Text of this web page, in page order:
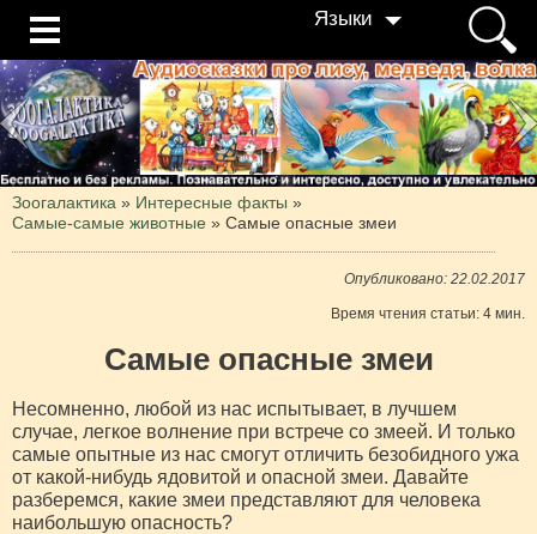
Языки
Зоогалактика » Интересные факты »
Самые-самые животные » Самые опасные змеи
Опубликовано: 22.02.2017
Время чтения статьи: 4 мин.
Самые опасные змеи
Несомненно, любой из нас испытывает, в лучшем
случае, легкое волнение при встрече со змеей. И только
самые опытные из нас смогут отличить безобидного ужа
от какой-нибудь ядовитой и опасной змеи. Давайте
разберемся, какие змеи представляют для человека
наибольшую опасность?